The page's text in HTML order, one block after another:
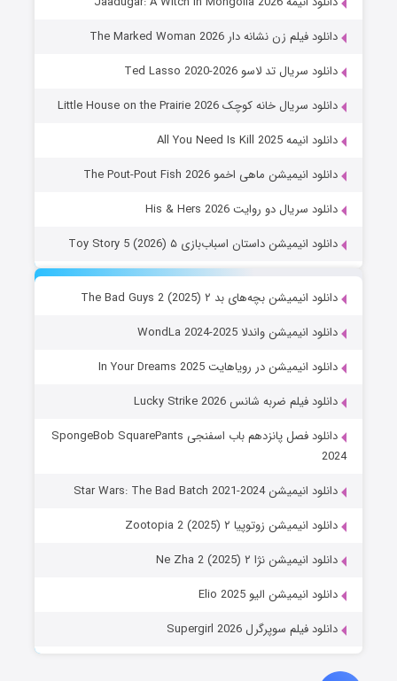
دانلود فیلم زن نشانه دار The Marked Woman 2026
دانلود سریال تد لاسو Ted Lasso 2020-2026
دانلود سریال خانه کوچک Little House on the Prairie 2026
دانلود انیمه All You Need Is Kill 2025
دانلود انیمیشن ماهی اخمو The Pout-Pout Fish 2026
دانلود سریال دو روایت His & Hers 2026
دانلود انیمیشن داستان اسباب‌بازی ۵ Toy Story 5 (2026)
دانلود انیمیشن بچه‌های بد ۲ The Bad Guys 2 (2025)
دانلود انیمیشن واندلا WondLa 2024-2025
دانلود انیمیشن در رویاهایت In Your Dreams 2025
دانلود فیلم ضربه شانس Lucky Strike 2026
دانلود فصل پانزدهم باب اسفنجی SpongeBob SquarePants
2024
دانلود انیمیشن Star Wars: The Bad Batch 2021-2024
دانلود انیمیشن زوتوپیا ۲ Zootopia 2 (2025)
دانلود انیمیشن نژا ۲ Ne Zha 2 (2025)
دانلود انیمیشن الیو Elio 2025
دانلود فیلم سوپرگرل Supergirl 2026